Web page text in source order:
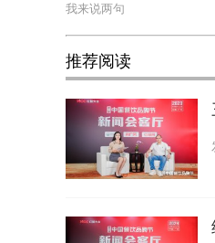
推荐阅读